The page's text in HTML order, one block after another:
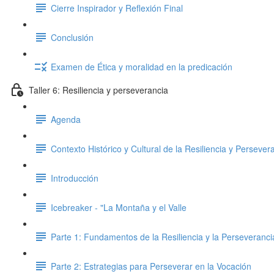
Cierre Inspirador y Reflexión Final
Conclusión
Examen de Ética y moralidad en la predicación
Taller 6: Resiliencia y perseverancia
Agenda
Contexto Histórico y Cultural de la Resiliencia y
Introducción
Icebreaker - "La Montaña y el Valle
Parte 1: Fundamentos de la Resiliencia y la
Parte 2: Estrategias para Perseverar en la Vocación